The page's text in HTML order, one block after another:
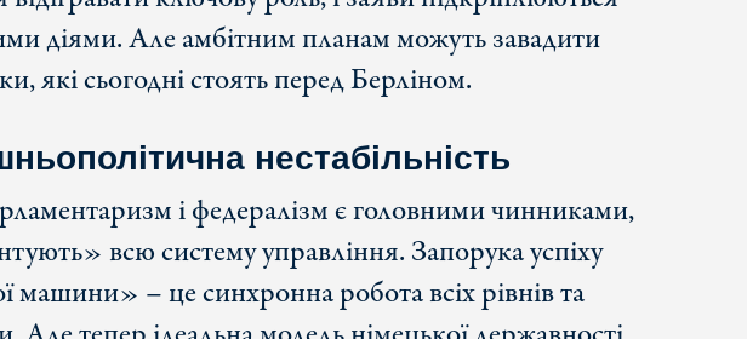
діями. Але амбітним планам можуть завадити
які сьогодні стоять перед Берліном.
нестабільність
і федералізм є головними чинниками,
всю систему управління. Запорука успіху
машини» – це синхронна робота всіх рівнів та